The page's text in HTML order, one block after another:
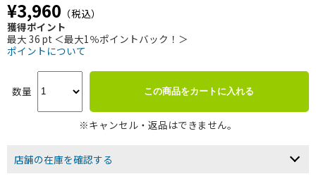
¥3,960 （税込）
獲得ポイント
最大 36 pt ＜最大1％ポイントバック！＞
ポイントについて
数量 この商品をカートに入れる
※キャンセル・返品はできません。
店舗の在庫を確認する